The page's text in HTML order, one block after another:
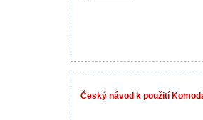
Český návod k použití